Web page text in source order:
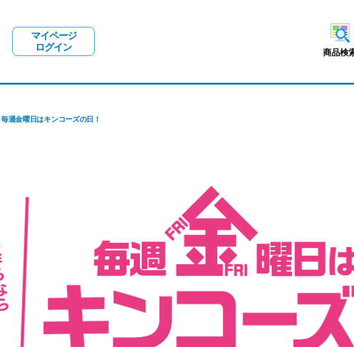
マイページ
ログイン
商品検
毎週金曜日はキンコーズの日！